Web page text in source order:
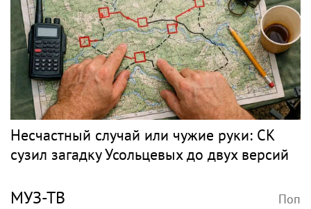
Несчастный случай или чужие руки: СК
сузил загадку Усольцевых до двух версий
МУЗ-ТВ Поп